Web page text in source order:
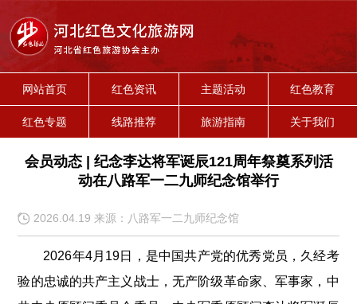
网站首页 红色资讯 主题活动 红色教育
红色专题 线路推荐 旅游指南 关于我们
会员动态 | 纪念李达将军诞辰121周年祭奠系列活
动在八路军一二九师纪念馆举行
2026.04.19 来源：八路军一二九师纪念馆
2026年4月19日，是中国共产党的优秀党员，久经考
验的忠诚的共产主义战士，无产阶级革命家、军事家，中